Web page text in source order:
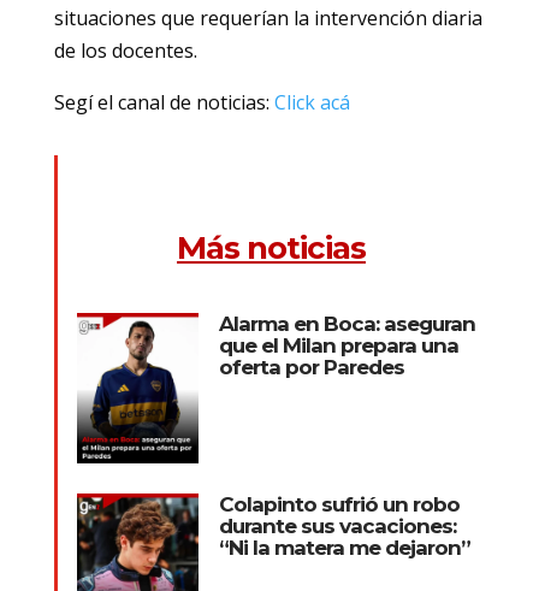
situaciones que requerían la intervención diaria
de los docentes.
Segí el canal de noticias: Click acá
Más noticias
Alarma en Boca: aseguran
que el Milan prepara una
oferta por Paredes
Colapinto sufrió un robo
durante sus vacaciones:
“Ni la matera me dejaron”